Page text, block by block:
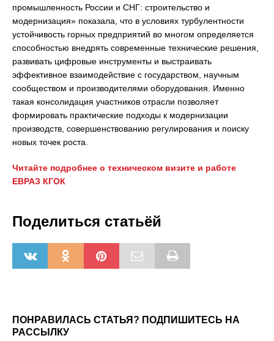
промышленность России и СНГ: строительство и
модернизация» показала, что в условиях турбулентности
устойчивость горных предприятий во многом определяется
способностью внедрять современные технические решения,
развивать цифровые инструменты и выстраивать
эффективное взаимодействие с государством, научным
сообществом и производителями оборудования. Именно
такая консолидация участников отрасли позволяет
формировать практические подходы к модернизации
производств, совершенствованию регулирования и поиску
новых точек роста.
Читайте подробнее о техническом визите и работе
ЕВРАЗ КГОК
Поделиться статьёй
ПОНРАВИЛАСЬ СТАТЬЯ? ПОДПИШИТЕСЬ НА
РАССЫЛКУ